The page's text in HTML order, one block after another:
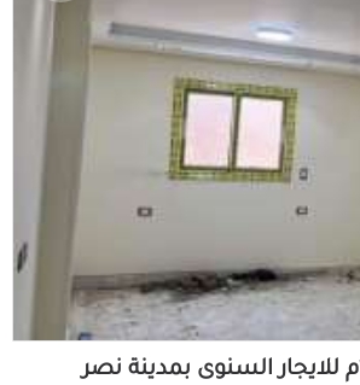
شقة سكنية 130م للايجار السنوى بمدينة نصر